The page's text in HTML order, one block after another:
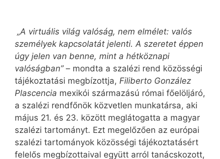
„A virtuális világ valóság, nem elmélet: valós
személyek kapcsolatát jelenti. A szeretet éppen
úgy jelen van benne, mint a hétköznapi
valóságban” – mondta a szalézi rend közösségi
tájékoztatási megbízottja, Filiberto González
Plascencia mexikói származású római főelöljáró,
a szalézi rendfőnök közvetlen munkatársa, aki
május 21. és 23. között meglátogatta a magyar
szalézi tartományt. Ezt megelőzően az európai
szalézi tartományok közösségi tájékoztatásért
felelős megbízottaival együtt arról tanácskozott,